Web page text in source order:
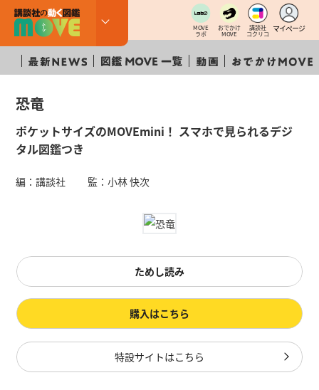
MOVE
ラボ
おでかけ
MOVE
講談社
コクリコ
マイページ
恐竜
ポケットサイズのMOVEmini！ スマホで見られるデジ
タル図鑑つき
編：講談社 監：小林 快次
ためし読み
購入はこちら
特設サイトはこちら